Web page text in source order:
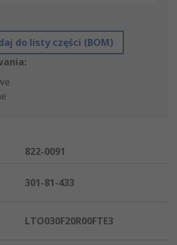
do listy części (BOM)
822-0091
301-81-433
LTO030F20R00FTE3